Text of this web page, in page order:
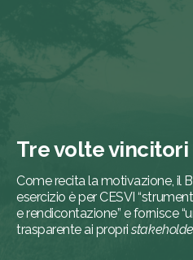
Tre volte
Come recita la motivazione, il
esercizio è per CESVI
e rendicontazione” e fornisce
trasparente ai propri